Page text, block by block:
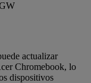
actualizar
Chromebook, lo
dispositivos